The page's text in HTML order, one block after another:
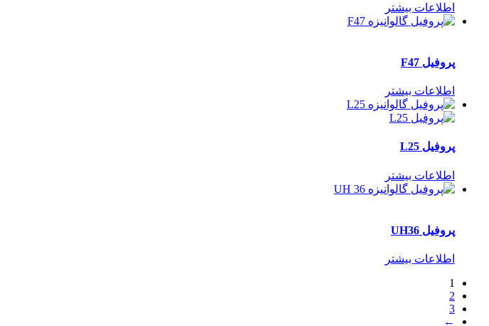
اطلاعات بیشتر
پروفیل F47
اطلاعات بیشتر
پروفیل L25
اطلاعات بیشتر
پروفیل UH36
اطلاعات بیشتر
1
2
3
←